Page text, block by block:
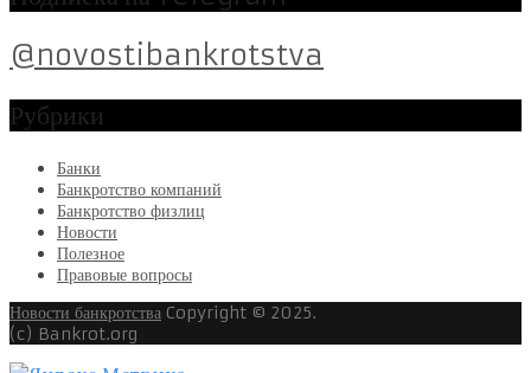
@novostibankrotstva
Рубрики
Банки
Банкротство компаний
Банкротство физлиц
Новости
Полезное
Правовые вопросы
Новости банкротства Copyright © 2025.
(c) Bankrot.org